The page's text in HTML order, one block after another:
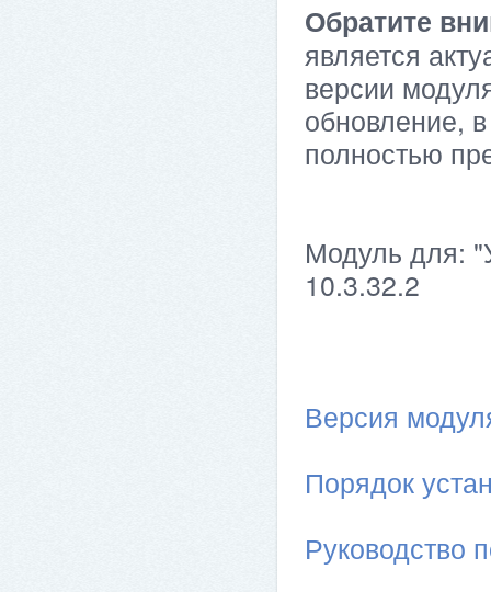
Обратите
является
версии
обновление,
полностью
Модуль для:
10.3.32.2
Версия
Порядок
Руководство